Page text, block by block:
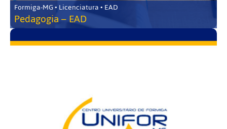
Formiga-MG • Licenciatura • EAD
Pedagogia – EAD